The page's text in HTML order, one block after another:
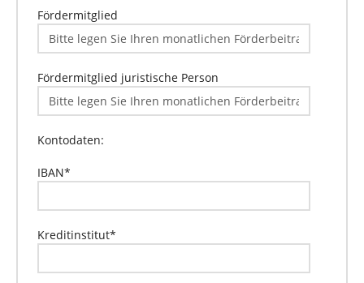
Fördermitglied
Fördermitglied juristische Person
Kontodaten:
IBAN*
Kreditinstitut*